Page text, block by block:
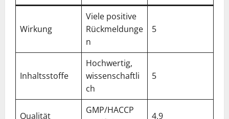
Wirkung
Viele positive
Rückmeldunge
n
5
Inhaltsstoffe
Hochwertig,
wissenschaftli
ch
5
Qualität
GMP/HACCP
4.9